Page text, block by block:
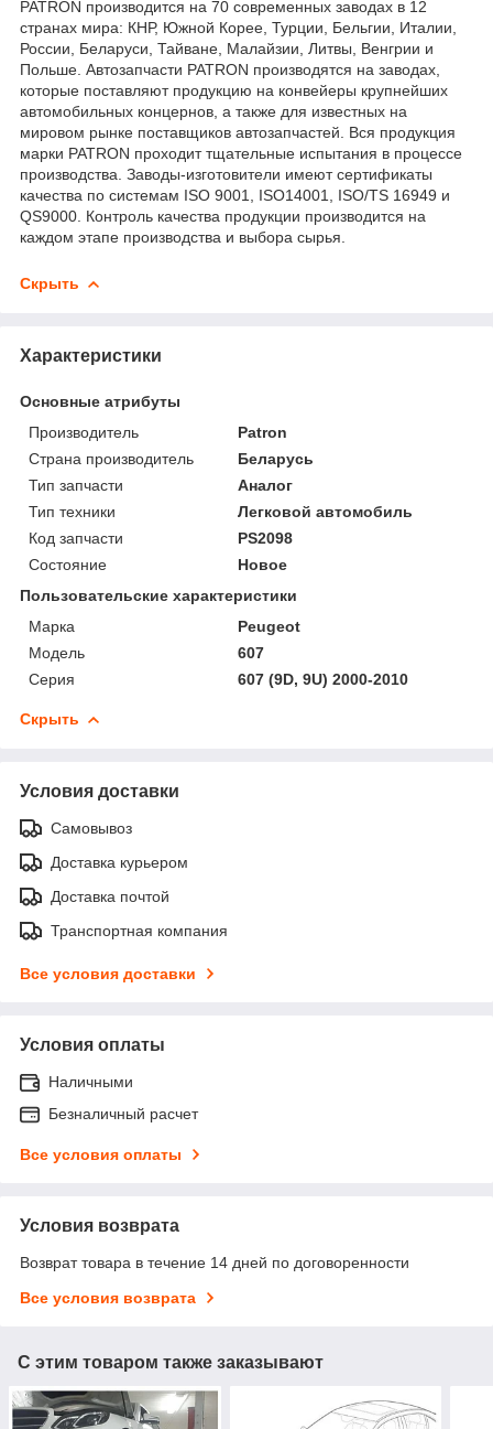
PATRON производится на 70 современных заводах в 12
странах мира: КНР, Южной Корее, Турции, Бельгии, Италии,
России, Беларуси, Тайване, Малайзии, Литвы, Венгрии и
Польше. Автозапчасти PATRON производятся на заводах,
которые поставляют продукцию на конвейеры крупнейших
автомобильных концернов, а также для известных на
мировом рынке поставщиков автозапчастей. Вся продукция
марки PATRON проходит тщательные испытания в процессе
производства. Заводы-изготовители имеют сертификаты
качества по системам ISO 9001, ISO14001, ISO/TS 16949 и
QS9000. Контроль качества продукции производится на
каждом этапе производства и выбора сырья.
Скрыть
Характеристики
Основные атрибуты
Производитель
Patron
Страна производитель
Беларусь
Тип запчасти
Аналог
Тип техники
Легковой автомобиль
Код запчасти
PS2098
Состояние
Новое
Пользовательские характеристики
Марка
Peugeot
Модель
607
Серия
607 (9D, 9U) 2000-2010
Скрыть
Условия доставки
Самовывоз
Доставка курьером
Доставка почтой
Транспортная компания
Все условия доставки
Условия оплаты
Наличными
Безналичный расчет
Все условия оплаты
Условия возврата
Возврат товара в течение 14 дней по договоренности
Все условия возврата
С этим товаром также заказывают